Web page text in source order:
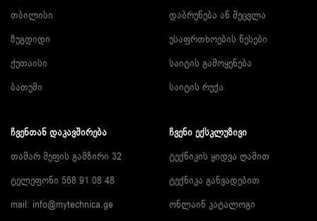
თბილისი
ზუგდიდი
ქუთაისი
ბათუმი
დაბრუნება ან შეცვლა
უსაფრთხოების წესები
საიტის გამოყენება
საიტის რუქა
ᲩᲕᲔᲜᲗᲐᲜ ᲓᲐᲙᲐᲕᲨᲘᲠᲔᲑᲐ
თამარ მეფის გამზირი 32
ტელეფონი 568 91 08 48
mail: info@mytechnica.ge
ᲩᲕᲔᲜᲘ ᲔᲥᲡᲙᲚᲣᲖᲘᲕᲘ
ტექნიკის ყიდვა ღამით
ტექნიკა განვადებით
ონლაინ კატალოგი